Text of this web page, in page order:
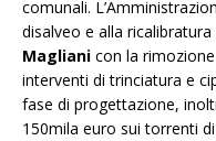
comunali.
disalveo e alla ricalibratura
Magliani con la
interventi di trinciatura e
fase di progettazione,
150mila euro sui torrenti